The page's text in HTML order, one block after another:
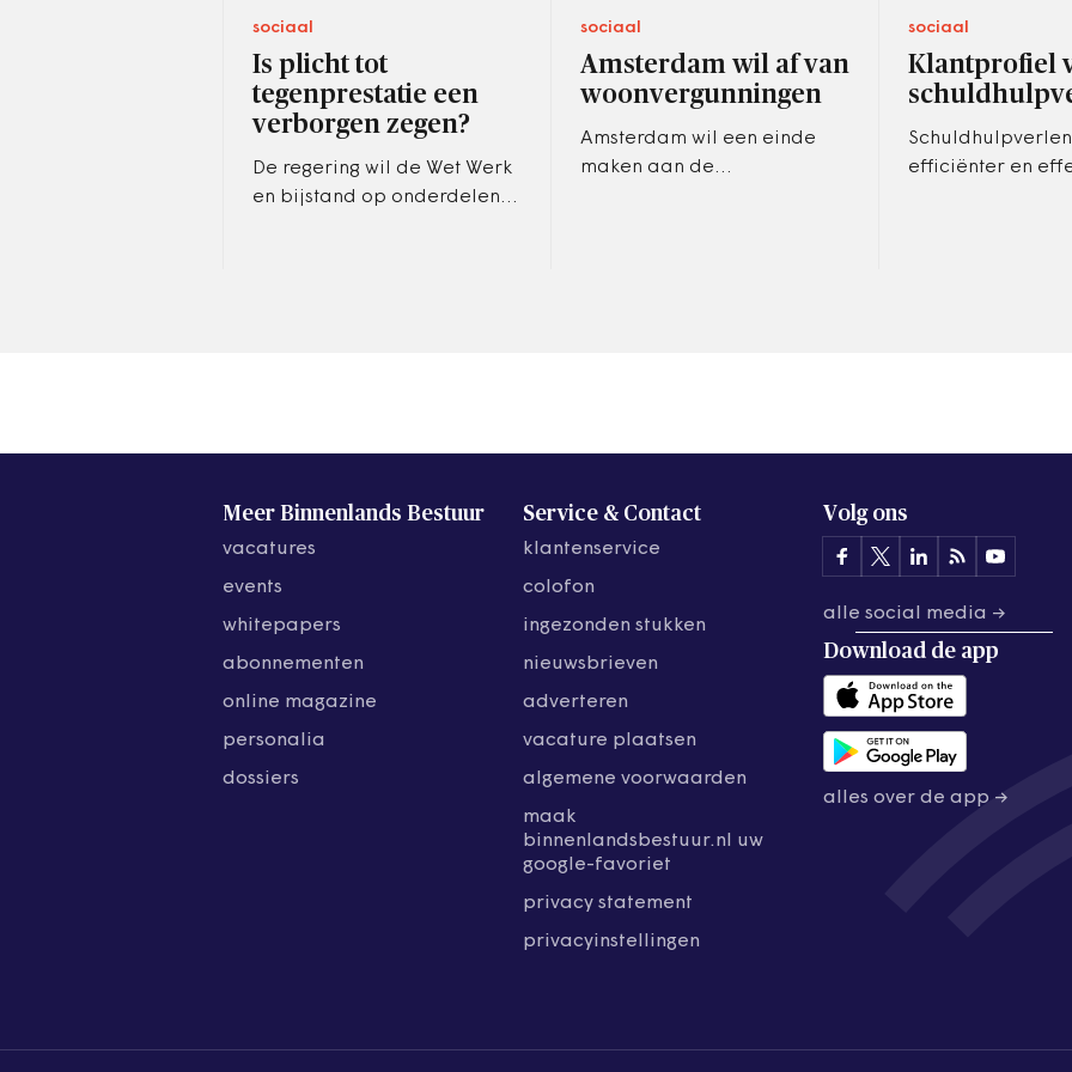
sociaal
Is plicht tot
tegenprestatie een
verborgen zegen?
De regering wil de Wet Werk
en bijstand op onderdelen
sociaal
Amsterdam wil af van
woonvergunningen
Amsterdam wil een einde
maken aan de
sociaal
Klantprofiel
efficiënter en
Meer Binnenlands Bestuur
vacatures
events
whitepapers
abonnementen
online magazine
personalia
dossiers
Service & Contact
klantenservice
colofon
ingezonden stukken
nieuwsbrieven
adverteren
vacature plaatsen
algemene voorwaarden
maak
binnenlandsbestuur.nl uw
google-favoriet
privacy statement
privacyinstellingen
Volg ons
alle social media →
Download de app
alles over de app →